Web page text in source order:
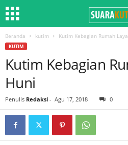
Beranda kutim Kutim Kebagian Rumah
KUTIM
Kutim Kebagian
Huni
Penulis Redaksi - Agu 17, 2018 0